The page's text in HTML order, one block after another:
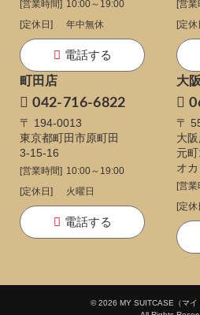
[営業時間] 10:00～19:00
[定休日]
年中無休
電話する
[営業
[定休
町田店
042-716-6822
〒 194-0013
東京都町田市原町田
3-15-16
[営業時間] 10:00～19:00
[定休日]
火曜日
電話する
大
〒
大
元
オ
[営業
[定休
© 2026 MY SUITCASE（マイ